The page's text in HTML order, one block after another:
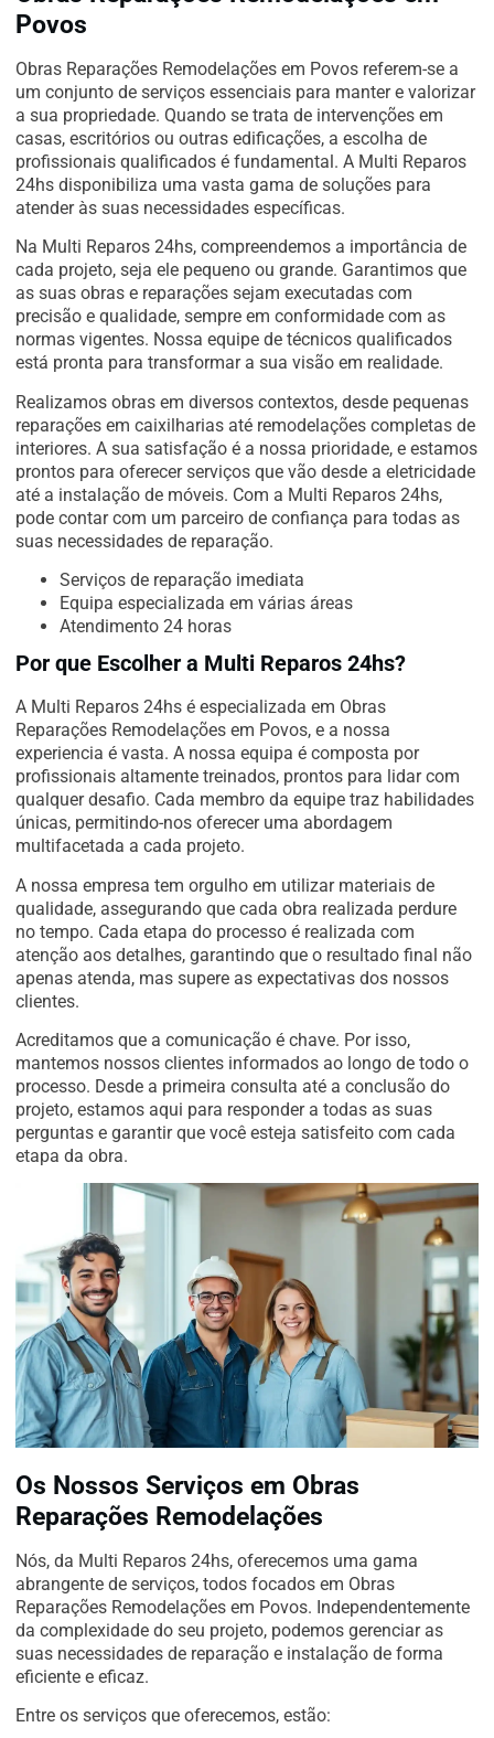
Povos
Obras Reparações Remodelações em Povos referem-se a
um conjunto de serviços essenciais para manter e valorizar
a sua propriedade. Quando se trata de intervenções em
casas, escritórios ou outras edificações, a escolha de
profissionais qualificados é fundamental. A Multi Reparos
24hs disponibiliza uma vasta gama de soluções para
atender às suas necessidades específicas.
Na Multi Reparos 24hs, compreendemos a importância de
cada projeto, seja ele pequeno ou grande. Garantimos que
as suas obras e reparações sejam executadas com
precisão e qualidade, sempre em conformidade com as
normas vigentes. Nossa equipe de técnicos qualificados
está pronta para transformar a sua visão em realidade.
Realizamos obras em diversos contextos, desde pequenas
reparações em caixilharias até remodelações completas de
interiores. A sua satisfação é a nossa prioridade, e estamos
prontos para oferecer serviços que vão desde a eletricidade
até a instalação de móveis. Com a Multi Reparos 24hs,
pode contar com um parceiro de confiança para todas as
suas necessidades de reparação.
Serviços de reparação imediata
Equipa especializada em várias áreas
Atendimento 24 horas
Por que Escolher a Multi Reparos 24hs?
A Multi Reparos 24hs é especializada em Obras
Reparações Remodelações em Povos, e a nossa
experiencia é vasta. A nossa equipa é composta por
profissionais altamente treinados, prontos para lidar com
qualquer desafio. Cada membro da equipe traz habilidades
únicas, permitindo-nos oferecer uma abordagem
multifacetada a cada projeto.
A nossa empresa tem orgulho em utilizar materiais de
qualidade, assegurando que cada obra realizada perdure
no tempo. Cada etapa do processo é realizada com
atenção aos detalhes, garantindo que o resultado final não
apenas atenda, mas supere as expectativas dos nossos
clientes.
Acreditamos que a comunicação é chave. Por isso,
mantemos nossos clientes informados ao longo de todo o
processo. Desde a primeira consulta até a conclusão do
projeto, estamos aqui para responder a todas as suas
perguntas e garantir que você esteja satisfeito com cada
etapa da obra.
Os Nossos Serviços em Obras
Reparações Remodelações
Nós, da Multi Reparos 24hs, oferecemos uma gama
abrangente de serviços, todos focados em Obras
Reparações Remodelações em Povos. Independentemente
da complexidade do seu projeto, podemos gerenciar as
suas necessidades de reparação e instalação de forma
eficiente e eficaz.
Entre os serviços que oferecemos, estão: